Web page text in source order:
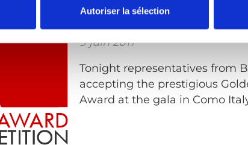
Autoriser la sélection
BraunAbility Q-Series
with Golden A' Design Award
9 juin 2017
Tonight representatives from
accepting the prestigious
Award at the gala in Como